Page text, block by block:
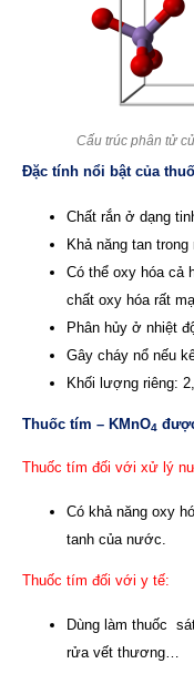
Cấu trúc phân tử
Đặc tính nổi bật của
Chất rắn ở dạng
Khả năng tan
Có thể oxy hóa cả
chất oxy hóa rất
Phân hủy ở nhiệt
Gây cháy nổ nếu
Khối lượng riêng:
Thuốc tím – KMnO4
Thuốc tím đối với xử lý
Có khả năng oxy
tanh của nước.
Thuốc tím đối với y tế:
Dùng làm thuốc
rửa vết thương…